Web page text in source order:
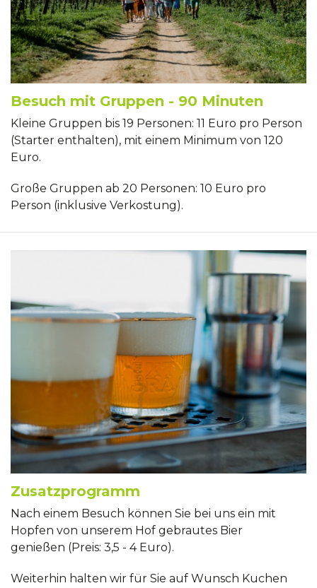
Besuch mit Gruppen - 90 Minuten
Kleine Gruppen bis 19 Personen: 11 Euro pro Person
(Starter enthalten), mit einem Minimum von 120
Euro.
Große Gruppen ab 20 Personen: 10 Euro pro
Person (inklusive Verkostung).
Zusatzprogramm
Nach einem Besuch können Sie bei uns ein mit
Hopfen von unserem Hof gebrautes Bier
genießen (Preis: 3,5 - 4 Euro).
Weiterhin halten wir für Sie auf Wunsch Kuchen